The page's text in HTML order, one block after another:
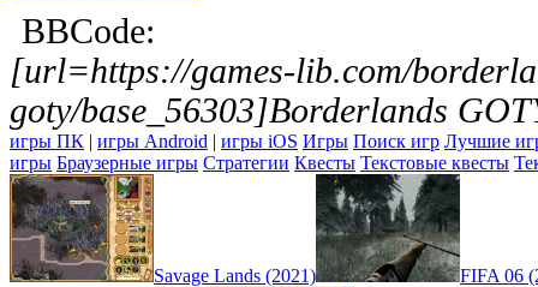
BBCode:
[url=https://games-lib.com/
goty/base_56303]Borderlands
игры ПК | игры Android | игры iOS Игры Поиск игр Лучшие
игры Браузерные игры Стратегии Квесты Текстовые квесты
Savage Lands (2021) FIFA 06